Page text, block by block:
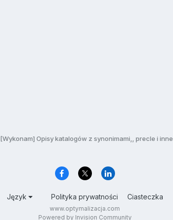
[Wykonam] Opisy katalogów z synonimami,, precle i inne
Język Polityka prywatności Ciasteczka
www.optymalizacja.com
Powered by Invision Community